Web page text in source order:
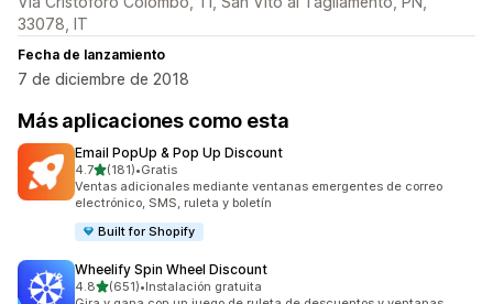
33078, IT
Fecha de lanzamiento
7 de diciembre de 2018
Más aplicaciones como esta
Email PopUp & Pop Up Discount
4.7de 5 estrellas
(181)
181 reseñas en total
•Gratis
Ventas adicionales mediante ventanas emergentes de correo
electrónico, SMS, ruleta y boletín
Built for Shopify
Wheelify Spin Wheel Discount
4.8de 5 estrellas
(651)
651 reseñas en total
•Instalación gratuita